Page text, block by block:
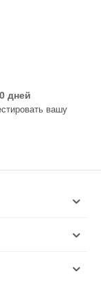
дней
вашу